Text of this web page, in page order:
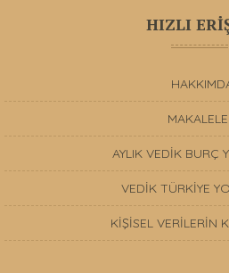
HIZLI
AYLIK VEDİK BURÇ
VEDİK TÜRKİYE
KİŞİSEL VERİLERİN